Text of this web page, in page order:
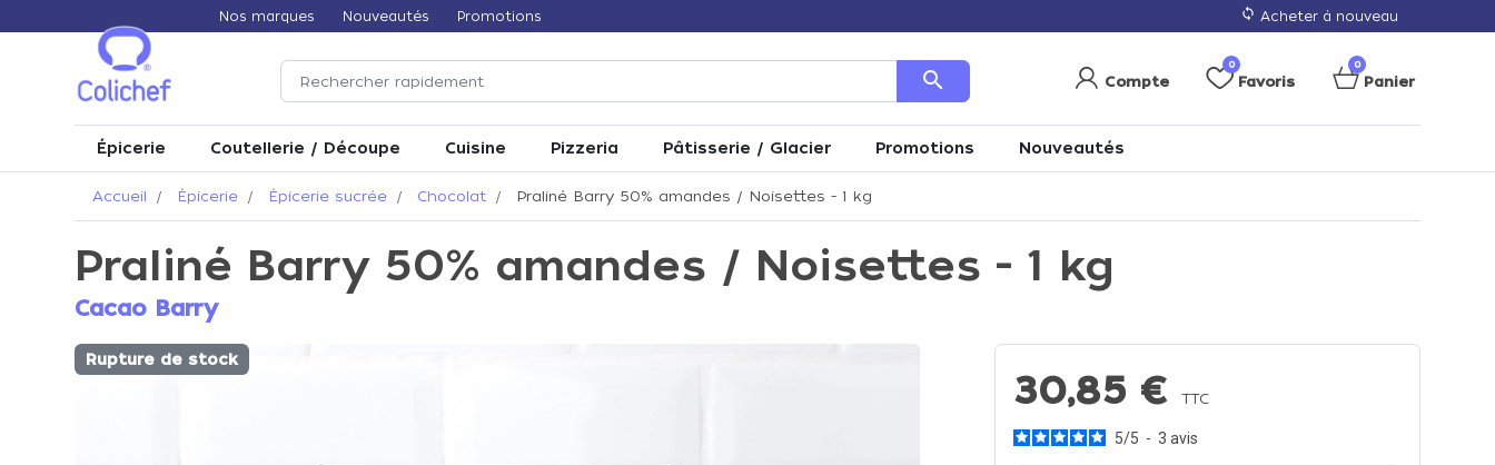
Nos marques Nouveautés Promotions loop Acheter à nouveau
search Compte
0
Favoris
0
Panier
Épicerie Coutellerie / Découpe Cuisine Pizzeria Pâtisserie / Glacier Promotions Nouveautés
Accueil Épicerie Épicerie sucrée Chocolat Praliné Barry 50% amandes / Noisettes - 1 kg
Praliné Barry 50% amandes / Noisettes - 1 kg
Cacao Barry
Rupture de stock
30,85 € TTC
5/5 - 3 avis